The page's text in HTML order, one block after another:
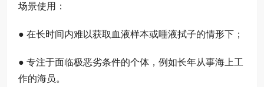
场景使用：
● 在长时间内难以获取血液样本或唾液拭子的情形下；
● 专注于面临极恶劣条件的个体，例如长年从事海上工
作的海员。